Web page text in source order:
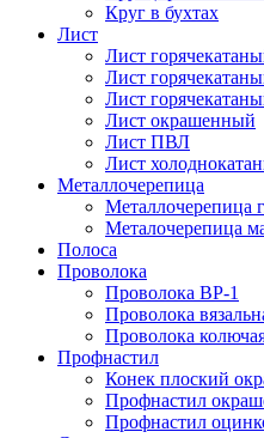
Круг в бухтах
Лист
Лист
Лист
Лист
Лист окрашенный
Лист ПВЛ
Лист
Металлочерепица
Металлочерепица
Металочерепица
Полоса
Проволока
Проволока ВР-1
Проволока
Проволока
Профнастил
Конек плоский
Профнастил
Профнастил